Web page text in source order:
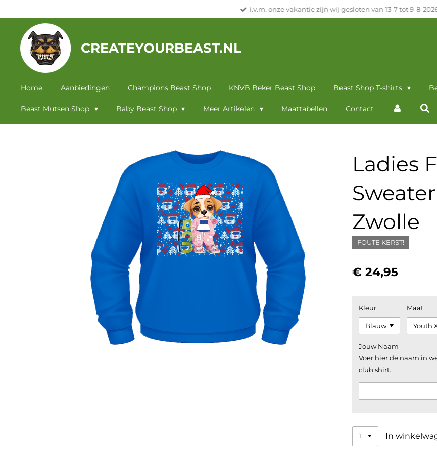
hoofdinhoud
i.v.m. onze vakantie zijn wij gesloten van 13-7 tot 9-8-
CREATEYOURBEAST.NL
Home Aanbiedingen Champions Beast Shop KNVB Beker Beast Shop Beast Shop T-shirts
Beast Mutsen Shop Baby Beast Shop Meer Artikelen Maattabellen Contact
Ladies
Zwolle
FOUTE KERST!
€ 24,95
Kleur Maat
Jouw Naam
Voer hier de naam in
club shirt.
In